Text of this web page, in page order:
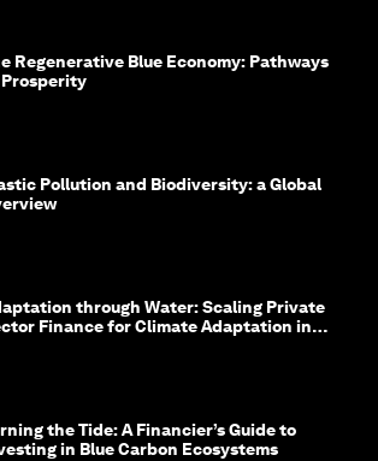
Regenerative Blue Economy: Pathways
Pollution and Biodiversity: a Global
through Water: Scaling Private
Finance for Climate Adaptation in
the Tide: A Financier’s Guide to
in Blue Carbon Ecosystems